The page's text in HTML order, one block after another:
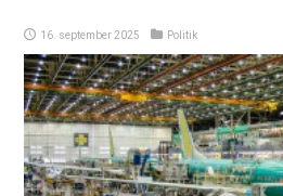
16. september 2025 Politik